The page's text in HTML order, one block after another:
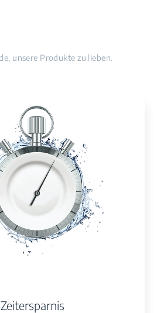
unsere Produkte zu lieben.